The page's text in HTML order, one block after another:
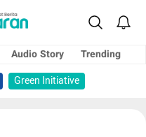
Audio Story
Trending
Green Initiative